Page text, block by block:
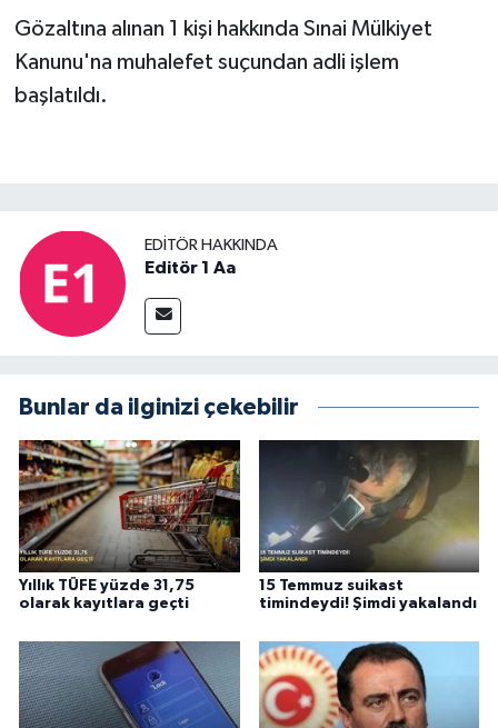
Gözaltına alınan 1 kişi hakkında Sınai Mülkiyet
Kanunu'na muhalefet suçundan adli işlem
başlatıldı.
EDITÖR HAKKINDA
Editör 1 Aa
Bunlar da ilginizi çekebilir
Yıllık TÜFE yüzde 31,75
olarak kayıtlara geçti
15 Temmuz suikast
timindeydi! Şimdi yakalandı